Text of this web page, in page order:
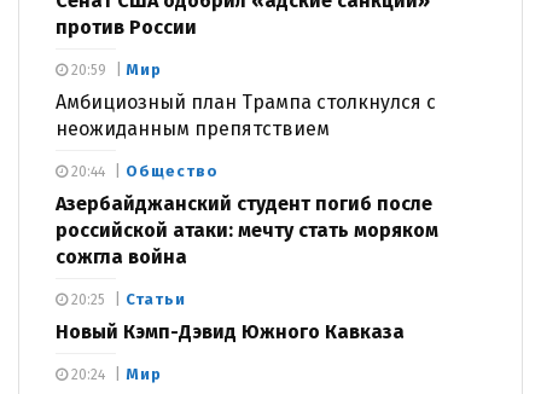
против России
Мир
Амбициозный план Трампа столкнулся с
неожиданным препятствием
20:59
Общество
Азербайджанский студент погиб после
российской атаки: мечту стать моряком
сожгла война
20:44
Статьи
Новый Кэмп-Дэвид Южного Кавказа
20:25
Мир
20:24